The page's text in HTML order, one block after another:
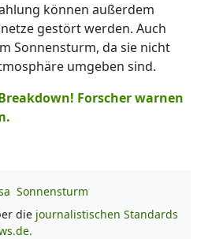
können außerdem
gestört werden. Auch
Sonnensturm, da sie nicht
umgeben sind.
Forscher warnen
Sonnensturm
die journalistischen Standards